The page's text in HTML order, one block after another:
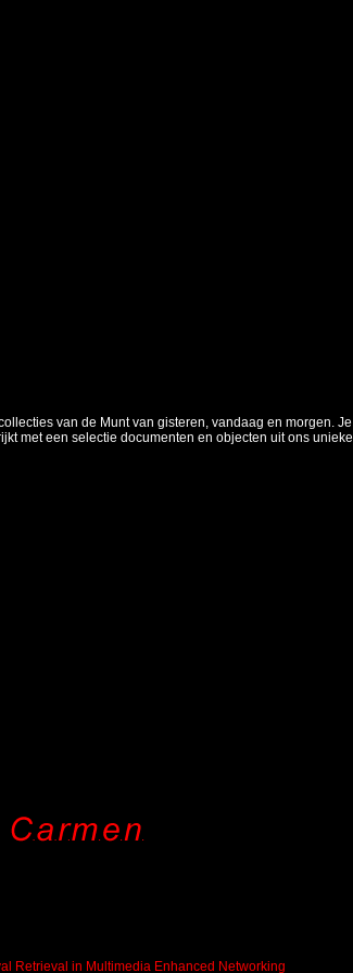
van de Munt van gisteren, vandaag en morgen. Je
met een selectie documenten en objecten uit ons unieke
Retrieval in Multimedia Enhanced Networking